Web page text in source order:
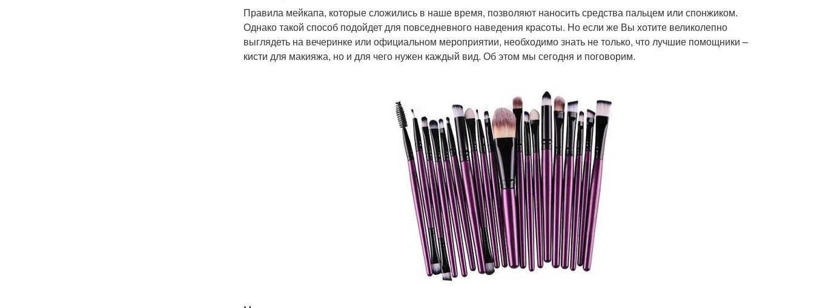
Правила мейкапа, которые сложились в наше время, позволяют наносить средства пальцем или спонжиком.
Однако такой способ подойдет для повседневного наведения красоты. Но если же Вы хотите великолепно
выглядеть на вечеринке или официальном мероприятии, необходимо знать не только, что лучшие помощники –
кисти для макияжа, но и для чего нужен каждый вид. Об этом мы сегодня и поговорим.